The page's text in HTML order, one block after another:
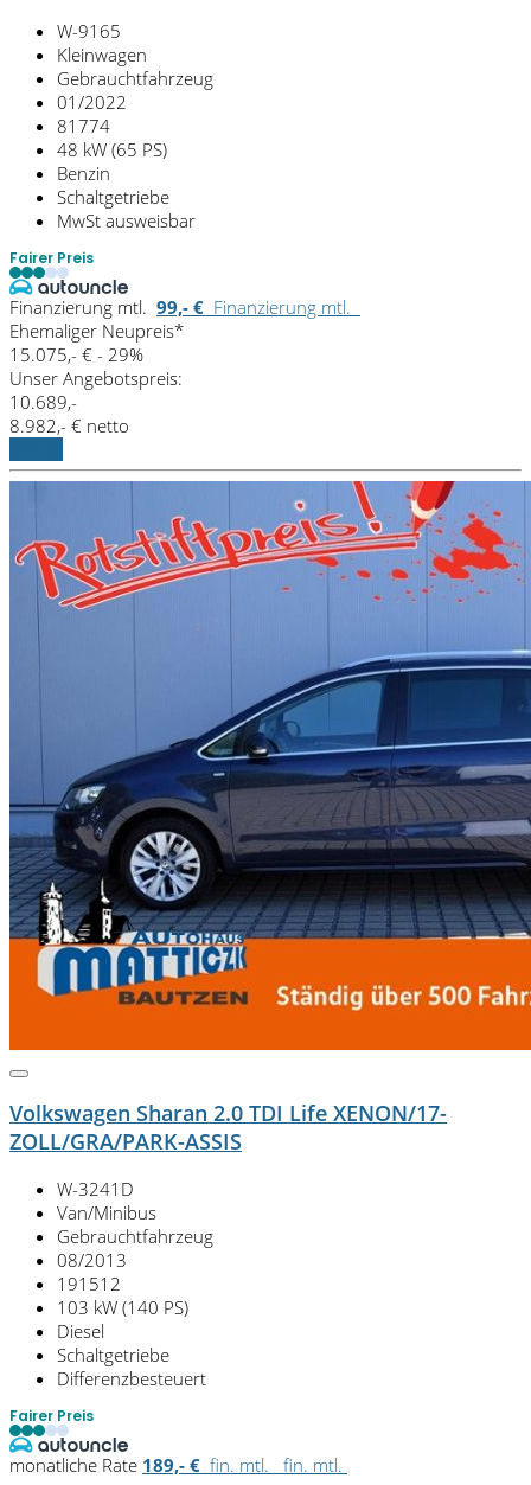
W-9165
Kleinwagen
Gebrauchtfahrzeug
01/2022
81774
48 kW (65 PS)
Benzin
Schaltgetriebe
MwSt ausweisbar
Fairer Preis
Finanzierung mtl. 99,- € Finanzierung mtl.
Ehemaliger Neupreis*
15.075,- € - 29%
Unser Angebotspreis:
10.689,-
8.982,- € netto
Volkswagen Sharan 2.0 TDI Life XENON/17-
ZOLL/GRA/PARK-ASSIS
W-3241D
Van/Minibus
Gebrauchtfahrzeug
08/2013
191512
103 kW (140 PS)
Diesel
Schaltgetriebe
Differenzbesteuert
Fairer Preis
monatliche Rate 189,- € fin. mtl. fin. mtl.